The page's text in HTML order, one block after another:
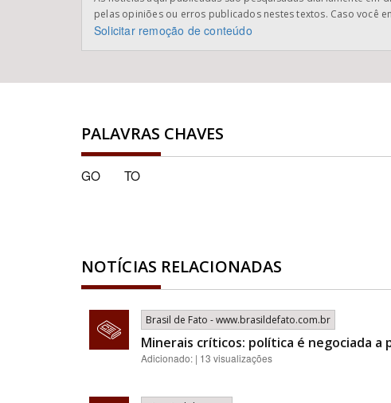
pelas opiniões ou erros publicados nestes textos. Caso você
Solicitar remoção de conteúdo
PALAVRAS CHAVES
GO TO
NOTÍCIAS RELACIONADAS
Brasil de Fato - www.brasildefato.com.br
Minerais críticos: política é negociada a
Adicionado: | 13 visualizações